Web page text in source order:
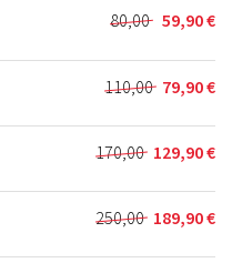
80,00
El
precio
original
era:
80,00 €.
59,90€
El
precio
actual
es:
59,90 €.
110,00
El
precio
original
era:
110,00 €.
79,90€
El
precio
actual
es:
79,90 €.
170,00
El
precio
original
era:
170,00 €.
129,90€
El
precio
actual
es:
129,90 €.
250,00
El
precio
189,90€
El
precio